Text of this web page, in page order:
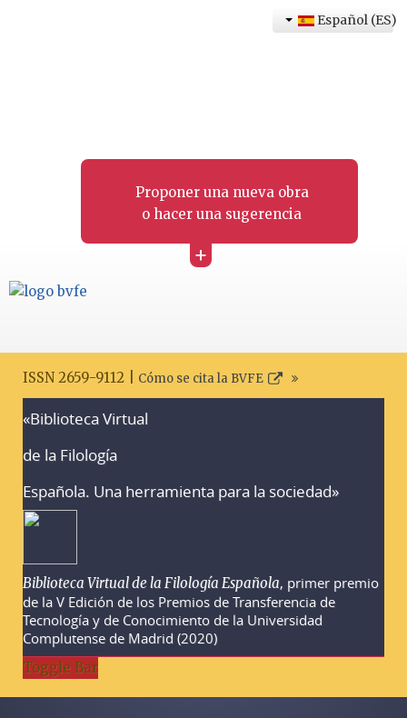
Proponer una nueva obra
o hacer una sugerencia
+
Español (ES)
ISSN 2659-9112 | Cómo se cita la BVFE
«Biblioteca Virtual
de la Filología
Española. Una herramienta para la sociedad»
Biblioteca Virtual de la Filología Española, primer premio
de la V Edición de los Premios de Transferencia de
Tecnología y de Conocimiento de la Universidad
Complutense de Madrid (2020)
Toggle Bar